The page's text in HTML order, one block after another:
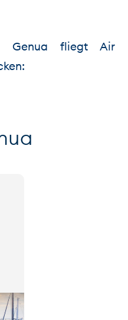
Genua fliegt Air